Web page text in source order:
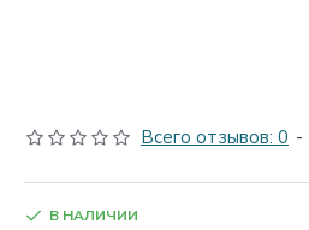
Всего отзывов: 0 -
В НАЛИЧИИ